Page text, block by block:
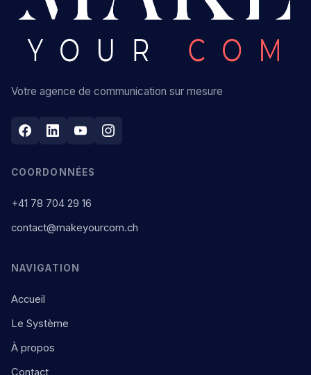
Votre agence de communication sur mesure
COORDONNÉES
+41 78 704 29 16
contact@makeyourcom.ch
NAVIGATION
Accueil
Le Système
À propos
Contact